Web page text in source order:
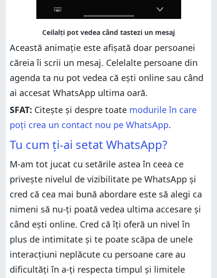
Această animație este afișată doar persoanei
căreia îi scrii un mesaj. Celelalte persoane din
agenda ta nu pot vedea că ești online sau când
ai accesat WhatsApp ultima oară.
SFAT: Citește și despre toate modurile în care
poți crea un contact nou pe WhatsApp.
Tu cum ți-ai setat WhatsApp?
M-am tot jucat cu setările astea în ceea ce
privește nivelul de vizibilitate pe WhatsApp și
cred că cea mai bună abordare este să alegi ca
nimeni să nu-ți poată vedea ultima accesare și
când ești online. Cred că îți oferă un nivel în
plus de intimitate și te poate scăpa de unele
interacțiuni neplăcute cu persoane care au
dificultăți în a-ți respecta timpul și limitele